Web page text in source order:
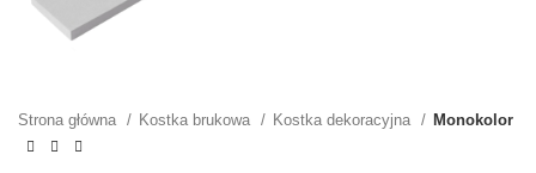
Strona główna Kostka brukowa Kostka dekoracyjna Monokolor